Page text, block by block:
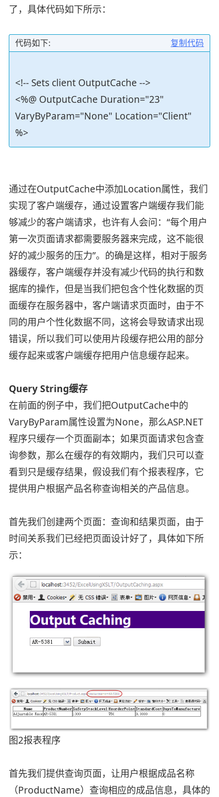
了，具体代码如下所示：
复制代码
代码如下:
<!-- Sets client OutputCache -->
<%@ OutputCache Duration="23"
VaryByParam="None" Location="Client"
%>
通过在OutputCache中添加Location属性，我们
实现了客户端缓存，通过设置客户端缓存我们能
够减少的客户端请求，也许有人会问：“每个用户
第一次页面请求都需要服务器来完成，这不能很
好的减少服务的压力”。的确是这样，相对于服务
器缓存，客户端缓存并没有减少代码的执行和数
据库的操作，但是当我们把包含个性化数据的页
面缓存在服务器中，客户端请求页面时，由于不
同的用户个性化数据不同，这将会导致请求出现
错误，所以我们可以使用片段缓存把公用的部分
缓存起来或客户端缓存把用户信息缓存起来。
Query String缓存
在前面的例子中，我们把OutputCache中的
VaryByParam属性设置为None，那么ASP.NET
程序只缓存一个页面副本；如果页面请求包含查
询参数，那么在缓存的有效期内，我们只可以查
看到只是缓存结果，假设我们有个报表程序，它
提供用户根据产品名称查询相关的产品信息。
首先我们创建两个页面：查询和结果页面，由于
时间关系我们已经把页面设计好了，具体如下所
示：
图2报表程序
首先我们提供查询页面，让用户根据成品名称
（ProductName）查询相应的成品信息，具体的